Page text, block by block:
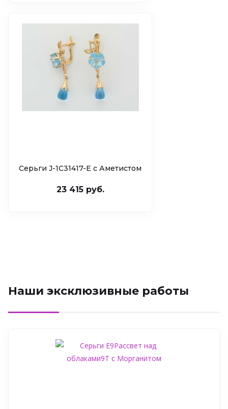
Серьги J-1С31417-E c Аметистом
23 415 руб.
Наши эксклюзивные работы